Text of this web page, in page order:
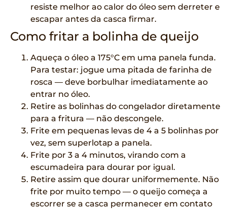
resiste melhor ao calor do óleo sem derreter e
escapar antes da casca firmar.
Como fritar a bolinha de queijo
Aqueça o óleo a 175°C em uma panela funda.
Para testar: jogue uma pitada de farinha de
rosca — deve borbulhar imediatamente ao
entrar no óleo.
Retire as bolinhas do congelador diretamente
para a fritura — não descongele.
Frite em pequenas levas de 4 a 5 bolinhas por
vez, sem superlotар a panela.
Frite por 3 a 4 minutos, virando com a
escumadeira para dourar por igual.
Retire assim que dourar uniformemente. Não
frite por muito tempo — o queijo começa a
escorrer se a casca permanecer em contato